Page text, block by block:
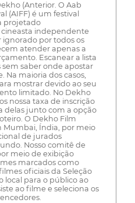
(Anterior. O Aab
(AIFF) é um festival
projetado
independente
ignorado por todos os
atender apenas a
Escanear a lista
saber onde apostar
Na maioria dos casos,
mostrar devido ao seu
limitado. No Dekho
nossa taxa de inscrição
delas junto com a opção
O Dekho Film
Mumbai, Índia, por meio
de jurados
Nosso comitê de
meio de exibição
marcados como
oficiais da Seleção
local para o público ao
ao filme e seleciona os